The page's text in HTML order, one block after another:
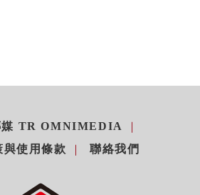
媒 TR OMNIMEDIA
與使用條款
聯絡我們